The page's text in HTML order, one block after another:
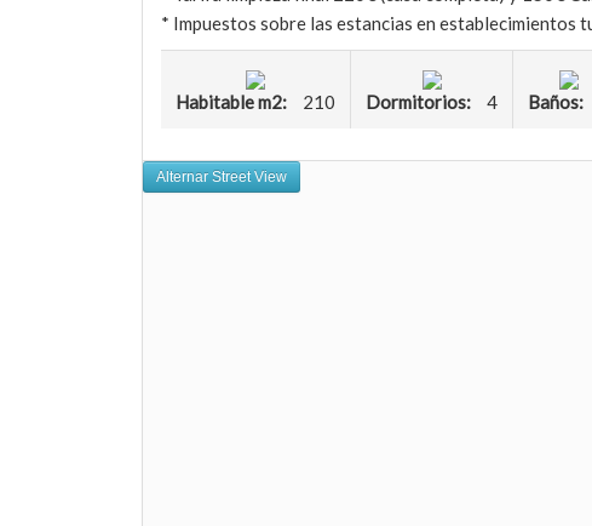
* Impuestos sobre las estancias en establecimientos
Habitable m2: 210 Dormitorios: 4 Baños: